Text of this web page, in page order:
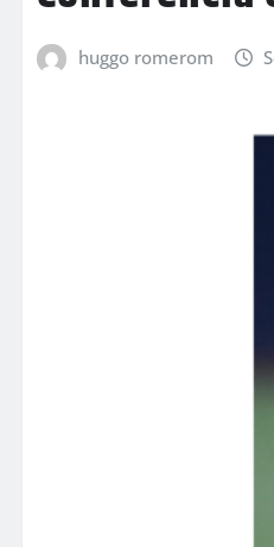
huggo romerom